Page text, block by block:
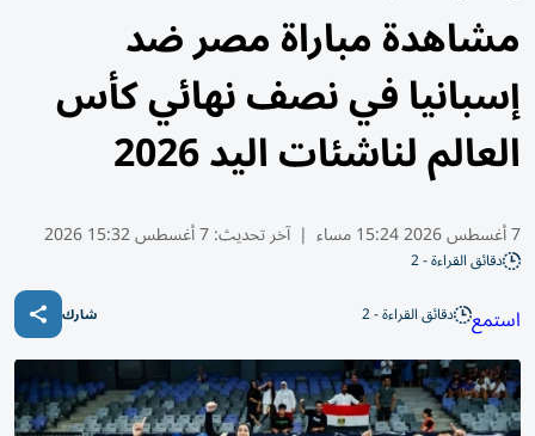
مشاهدة مباراة مصر ضد
إسبانيا في نصف نهائي كأس
العالم لناشئات اليد 2026
7 أغسطس 2026 15:24 مساء | آخر تحديث:7 أغسطس 15:32 2026
دقائق القراءة - 2
استمع دقائق القراءة - 2 شارك